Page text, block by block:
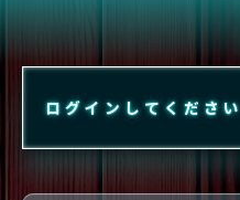
ログインしてください